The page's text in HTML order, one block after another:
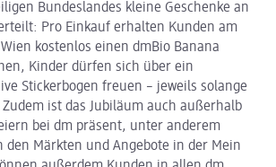
Bundeslandes kleine Geschenke an
Pro Einkauf erhalten Kunden am
kostenlos einen dmBio Banana
Kinder dürfen sich über ein
Stickerbogen freuen – jeweils solange
ist das Jubiläum auch außerhalb
bei dm präsent, unter anderem
den Märkten und Angebote in der Mein